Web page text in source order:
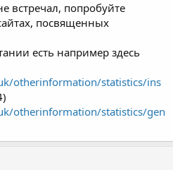
встречал, попробуйте
посвященных
есть например здесь
otherinformation/statistics/ins
otherinformation/statistics/gen